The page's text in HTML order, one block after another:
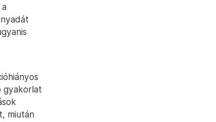
gyakorlat
miután